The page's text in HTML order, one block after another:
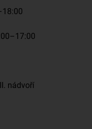
nádvoří